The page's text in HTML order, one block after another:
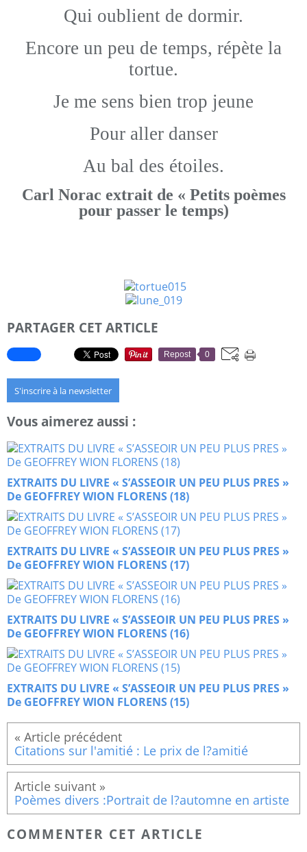
Qui oublient de dormir.
Encore un peu de temps, répète la
tortue.
Je me sens bien trop jeune
Pour aller danser
Au bal des étoiles.
Carl Norac extrait de « Petits poèmes
pour passer le temps)
PARTAGER CET ARTICLE
Repost 0
S'inscrire à la newsletter
Vous aimerez aussi :
EXTRAITS DU LIVRE « S’ASSEOIR UN PEU PLUS PRES »
De GEOFFREY WION FLORENS (18)
EXTRAITS DU LIVRE « S’ASSEOIR UN PEU PLUS PRES »
De GEOFFREY WION FLORENS (17)
EXTRAITS DU LIVRE « S’ASSEOIR UN PEU PLUS PRES »
De GEOFFREY WION FLORENS (16)
EXTRAITS DU LIVRE « S’ASSEOIR UN PEU PLUS PRES »
De GEOFFREY WION FLORENS (15)
Citations sur l'amitié : Le prix de l?amitié
Poèmes divers :Portrait de l?automne en artiste
COMMENTER CET ARTICLE